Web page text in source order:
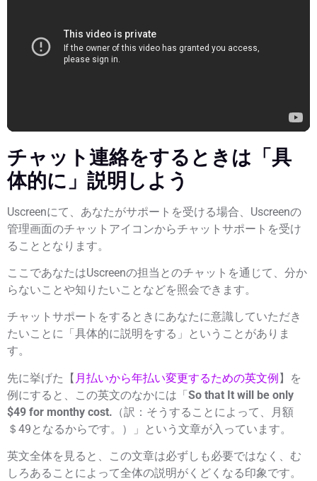
チャット連絡をするときは「具
体的に」説明しよう
Uscreenにて、あなたがサポートを受ける場合、Uscreenの
管理画面のチャットアイコンからチャットサポートを受け
ることとなります。
ここであなたはUscreenの担当とのチャットを通じて、分か
らないことや知りたいことなどを照会できます。
チャットサポートをするときにあなたに意識していただき
たいことに「具体的に説明をする」ということがありま
す。
先に挙げた【 月払いから年払い変更するための英文例】を
例にすると、この英文のなかには「So that It will be only
$49 for monthy cost. （訳：そうすることによって、月額
＄49となるからです。）」という文章が入っています。
英文全体を見ると、この文章は必ずしも必要ではなく、む
しろあることによって全体の説明がくどくなる印象です。